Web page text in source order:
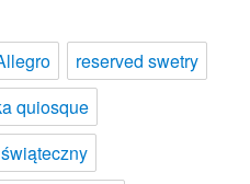
reserved swetry
quiosque